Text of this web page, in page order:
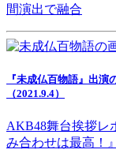
間演出で融合
『未成仏百物語』出演
（2021.9.4）
AKB48舞台挨拶レ
み合わせは最高！』